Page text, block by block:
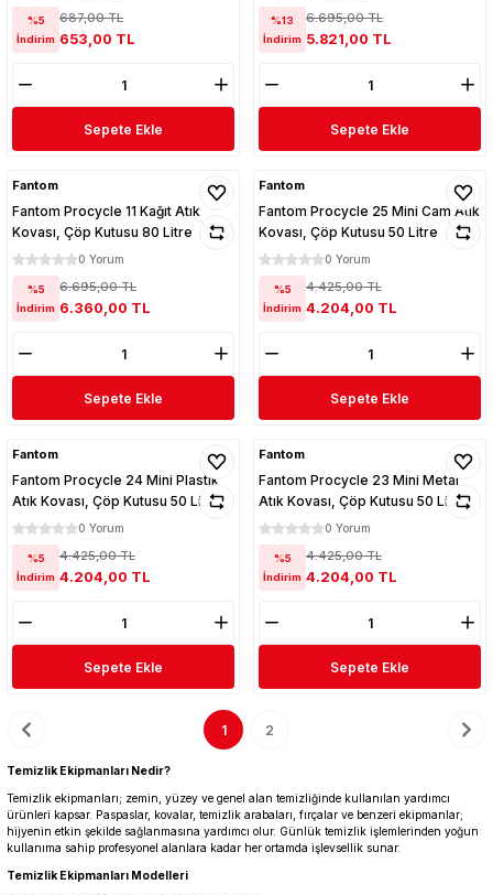
%5
İndirim
687,00 TL
653,00 TL
Sepete Ekle
%13
İndirim
6.695,00 TL
5.821,00 TL
Sepete Ekle
Fantom
Fantom Procycle 11 Kağıt Atık
Kovası, Çöp Kutusu 80 Litre
0 Yorum
%5
İndirim
6.695,00 TL
6.360,00 TL
Sepete Ekle
Fantom
Fantom Procycle 25 Mini Cam Atık
Kovası, Çöp Kutusu 50 Litre
0 Yorum
%5
İndirim
4.425,00 TL
4.204,00 TL
Sepete Ekle
Fantom
Fantom Procycle 24 Mini Plastik
Atık Kovası, Çöp Kutusu 50 Litre
0 Yorum
%5
İndirim
4.425,00 TL
4.204,00 TL
Sepete Ekle
Fantom
Fantom Procycle 23 Mini Metal
Atık Kovası, Çöp Kutusu 50 Litre
0 Yorum
%5
İndirim
4.425,00 TL
4.204,00 TL
Sepete Ekle
1 2
Temizlik Ekipmanları Nedir?
Temizlik ekipmanları; zemin, yüzey ve genel alan temizliğinde kullanılan yardımcı
ürünleri kapsar. Paspaslar, kovalar, temizlik arabaları, fırçalar ve benzeri ekipmanlar;
hijyenin etkin şekilde sağlanmasına yardımcı olur. Günlük temizlik işlemlerinden yoğun
kullanıma sahip profesyonel alanlara kadar her ortamda işlevsellik sunar.
Temizlik Ekipmanları Modelleri